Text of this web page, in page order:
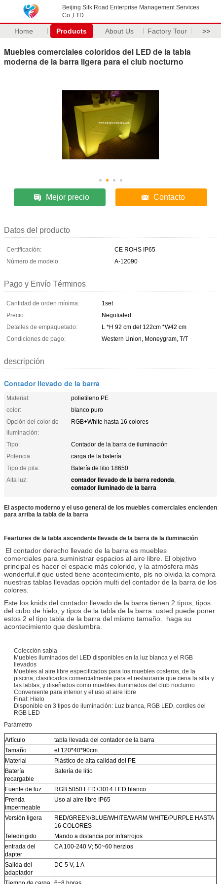
Beijing Silk Road Enterprise Management Services
Co.,LTD
Home Products About Us Factory Tour >>
Muebles comerciales coloridos del LED de la tabla
moderna de la barra ligera para el club nocturno
Mejor precio Contacto
Datos del producto
Certificación:
CE ROHS IP65
Número de modelo:
A-12090
Pago y Envío Términos
Cantidad de orden mínima:
1set
Precio:
Negotiated
Detalles de empaquetado:
L *H 92 cm del 122cm *W42 cm
Condiciones de pago:
Western Union, Moneygram, T/T
descripción
Contador llevado de la barra
Material:
polietileno PE
color:
blanco puro
Opción del color de
iluminación:
RGB+White hasta 16 colores
Tipo:
Contador de la barra de iluminación
Potencia:
carga de la batería
Tipo de pila:
Batería de litio 18650
Alta luz:
contador llevado de la barra redonda,
contador iluminado de la barra
El aspecto moderno y el uso general de los muebles comerciales encienden
para arriba la tabla de la barra
Feartures de la tabla ascendente llevada de la barra de la iluminación
El contador derecho llevado de la barra es muebles
comerciales para suministrar espacios al aire libre. El objetivo
principal es hacer el espacio más colorido, y la atmósfera más
wonderful.if que usted tiene acontecimiento, pls no olvida la compra
nuestras tablas llevadas opción multi del contador de la barra de los
colores.
Este los knids del contador llevado de la barra tienen 2 tipos, tipos
del cubo de hielo, y tipos de la tabla de la barra. usted puede poner
estos 2 el tipo tabla de la barra del mismo tamaño. haga su
acontecimiento que deslumbra.
Colección sabia
Muebles iluminados del LED disponibles en la luz blanca y el RGB
llevados
Muebles al aire libre especificados para los muebles costeros, de la
piscina, clasificados comercialmente para el restaurante que cena la silla y
las tablas, y diseñados como muebles iluminados del club nocturno
Conveniente para interior y el uso al aire libre
Final: Hielo
Disponible en 3 tipos de iluminación: Luz blanca, RGB LED, cordles del
RGB LED
Parámetro
Artículo
tabla llevada del contador de la barra
Tamaño
el 120*40*90cm
Material
Plástico de alta calidad del PE
Batería
recargable
Batería de litio
Fuente de luz
RGB 5050 LED+3014 LED blanco
Prenda
impermeable
Uso al aire libre IP65
Versión ligera
RED/GREEN/BLUE/WHITE/WARM WHITE/PURPLE HASTA
16 COLORES
Teledirigido
Mando a distancia por infrarrojos
entrada del
dapter
CA 100-240 V; 50~60 herzios
Salida del
adaptador
DC 5 V, 1 A